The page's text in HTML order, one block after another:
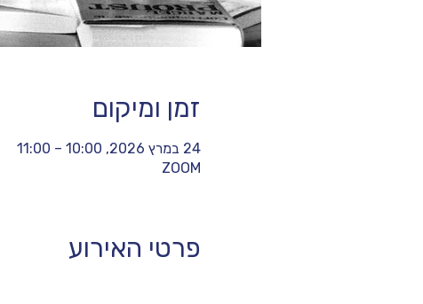
זמן ומיקום
24 במרץ 2026, 10:00 – 11:00
ZOOM
פרטי האירוע